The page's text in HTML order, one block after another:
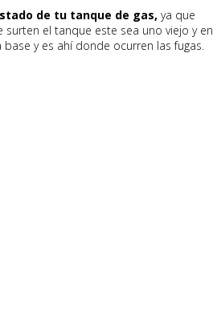
de tu tanque de gas, ya que
el tanque este sea uno viejo y en
y es ahí donde ocurren las fugas.